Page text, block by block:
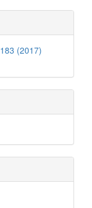
(2017)